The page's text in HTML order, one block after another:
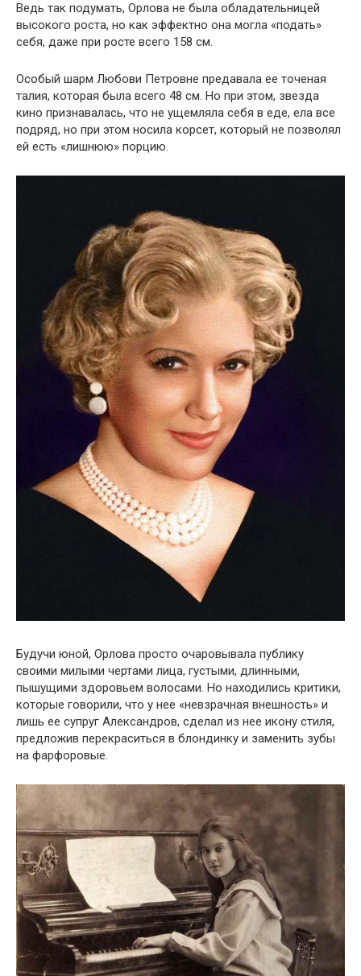
Ведь так подумать, Орлова не была обладательницей
высокого роста, но как эффектно она могла «подать»
себя, даже при росте всего 158 см.
Особый шарм Любови Петровне предавала ее точеная
талия, которая была всего 48 см. Но при этом, звезда
кино признавалась, что не ущемляла себя в еде, ела все
подряд, но при этом носила корсет, который не позволял
ей есть «лишнюю» порцию.
Будучи юной, Орлова просто очаровывала публику
своими милыми чертами лица, густыми, длинными,
пышущими здоровьем волосами. Но находились критики,
которые говорили, что у нее «невзрачная внешность» и
лишь ее супруг Александров, сделал из нее икону стиля,
предложив перекраситься в блондинку и заменить зубы
на фарфоровые.